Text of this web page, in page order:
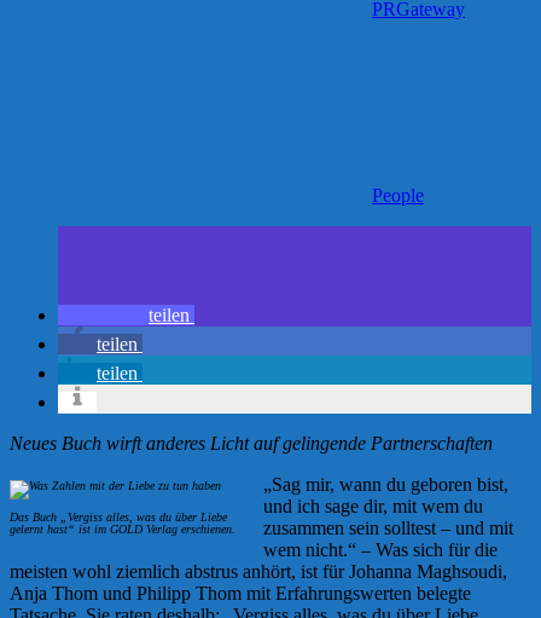
PRGateway
People
teilen
teilen
teilen
Neues Buch wirft anderes Licht auf gelingende Partnerschaften
Das Buch „Vergiss alles, was du über Liebe
gelernt hast“ ist im GOLD Verlag erschienen.
„Sag mir, wann du geboren bist,
und ich sage dir, mit wem du
zusammen sein solltest – und mit
wem nicht.“ – Was sich für die
meisten wohl ziemlich abstrus anhört, ist für Johanna Maghsoudi,
Anja Thom und Philipp Thom mit Erfahrungswerten belegte